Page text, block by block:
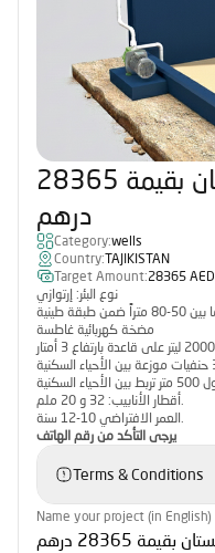
بئر بدولة طاجكستان بقيمة 28365
درهم
Category:wells
Country:TAJIKISTAN
Target Amount:28365 AED
نوع البئر: إرتوازي
أقطار الأنابيب: 32 و 20 ملم.
العمر الافتراضي 10-12 سنة.
يرجى التأكد من رقم الهاتف
Terms & Conditions
Name your project (in English)